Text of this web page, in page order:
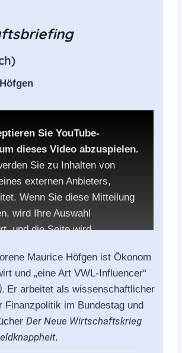
Sie YouTube-
dieses Video abzuspielen.
Sie zu Inhalten von
externen Anbieters,
Wenn Sie diese Mitteilung
wird Ihre Auswahl
und die Seite wird
von
policy
Maurice Höfgen ist Ökonom
und „eine Art VWL-Influencer“
Er arbeitet als wissenschaftlicher
Finanzpolitik im Bundestag und
Der Neue Wirtschaftskrieg
.